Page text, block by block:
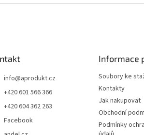
info@aprodukt.cz
+420 601 566 366
+420 604 362 263
Facebook
Informace
Soubory ke
Kontakty
Jak nakupovat
Obchodní
Podmínky